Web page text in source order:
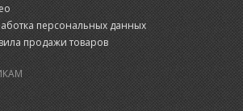
персональных данных
продажи товаров